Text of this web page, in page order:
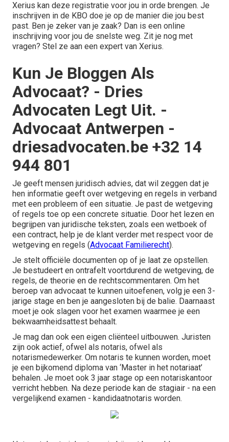
Xerius kan deze registratie voor jou in orde brengen. Je
inschrijven in de KBO doe je op de manier die jou best
past. Ben je zeker van je zaak? Dan is een online
inschrijving voor jou de snelste weg. Zit je nog met
vragen? Stel ze aan een expert van Xerius.
Kun Je Bloggen Als
Advocaat? - Dries
Advocaten Legt Uit. -
Advocaat Antwerpen -
driesadvocaten.be +32 14
944 801
Je geeft mensen juridisch advies, dat wil zeggen dat je
hen informatie geeft over wetgeving en regels in verband
met een probleem of een situatie. Je past de wetgeving
of regels toe op een concrete situatie. Door het lezen en
begrijpen van juridische teksten, zoals een wetboek of
een contract, help je de klant verder met respect voor de
wetgeving en regels (Advocaat Familierecht).
Je stelt officiële documenten op of je laat ze opstellen.
Je bestudeert en ontrafelt voortdurend de wetgeving, de
regels, de theorie en de rechtscommentaren. Om het
beroep van advocaat te kunnen uitoefenen, volg je een 3-
jarige stage en ben je aangesloten bij de balie. Daarnaast
moet je ook slagen voor het examen waarmee je een
bekwaamheidsattest behaalt.
Je mag dan ook een eigen cliënteel uitbouwen. Juristen
zijn ook actief, ofwel als notaris, ofwel als
notarismedewerker. Om notaris te kunnen worden, moet
je een bijkomend diploma van ‘Master in het notariaat’
behalen. Je moet ook 3 jaar stage op een notariskantoor
verricht hebben. Na deze periode kan de stagiair - na een
vergelijkend examen - kandidaatnotaris worden.